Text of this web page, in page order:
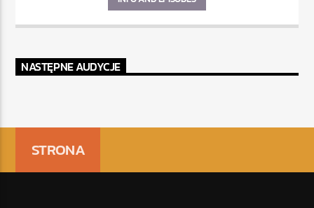
NASTĘPNE AUDYCJE
STRONA